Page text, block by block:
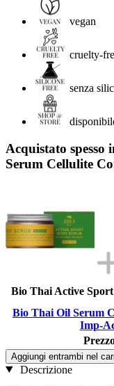
vegan
cruelty-
senza
Acquistato
Serum Cellulite
Bio Thai Active
Bio Thai Oil Serum
Imp-
Aggiungi entrambi nel
Descrizione